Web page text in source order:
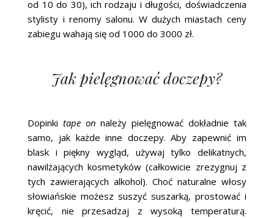
od 10 do 30), ich rodzaju i długości, doświadczenia
stylisty i renomy salonu. W dużych miastach ceny
zabiegu wahają się od 1000 do 3000 zł.
Jak pielęgnować doczepy?
Dopinkitape on należy pielęgnować dokładnie tak
samo, jak każde inne doczepy. Aby zapewnić im
blask i piękny wygląd, używaj tylko delikatnych,
nawilżających kosmetyków (całkowicie zrezygnuj z
tych zawierających alkohol). Choć naturalne włosy
słowiańskie możesz suszyć suszarką, prostować i
kręcić, nie przesadzaj z wysoką temperaturą.